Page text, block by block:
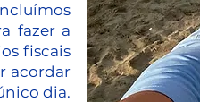
fazer a
fiscais
acordar
dia.